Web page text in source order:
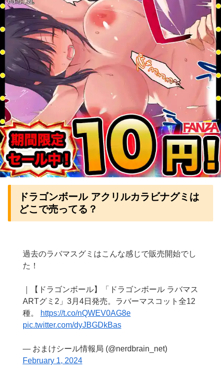
ドラゴンボール アクリルカラビナグミは
どこで売ってる？
過去のラバマスグミはこんな感じで販売開始でし
た！
｜【ドラゴンボール】「ドラゴンボール ラバマス
ARTグミ2」3月4日発売。ラバーマスコット全12
種。
https://t.co/nQWEV0AG8e
pic.twitter.com/dyJBGDkBas
— おまけシール情報局 (@nerdbrain_net)
February 1, 2024